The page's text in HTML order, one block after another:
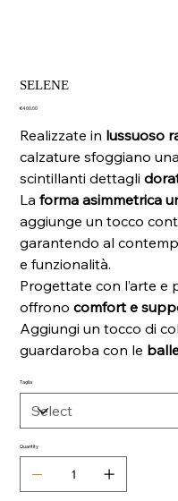
SELENE
Price
€400.00
Realizzate in lussuoso
calzature sfoggiano
scintillanti dettagli
Laforma asimmetrica
aggiunge un tocco
garantendo al
e funzionalità.
Progettate con l’arte e
offronocomfort e
Aggiungi un tocco di
guardaroba con le
Taglia
Quantity